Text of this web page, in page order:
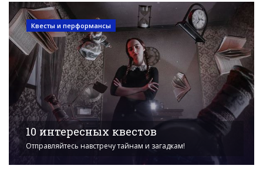
Квесты и перформансы
10 интересных квестов
Отправляйтесь навстречу тайнам и загадкам!